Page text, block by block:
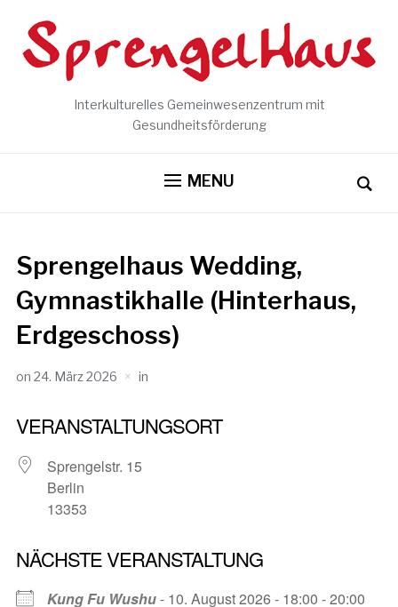
Interkulturelles Gemeinwesenzentrum mit
Gesundheitsförderung
MENU
Sprengelhaus Wedding,
Gymnastikhalle (Hinterhaus,
Erdgeschoss)
on 24. März 2026 in
VERANSTALTUNGSORT
Sprengelstr. 15
Berlin
13353
NÄCHSTE VERANSTALTUNG
Kung Fu Wushu- 10. August 2026 - 18:00 - 20:00